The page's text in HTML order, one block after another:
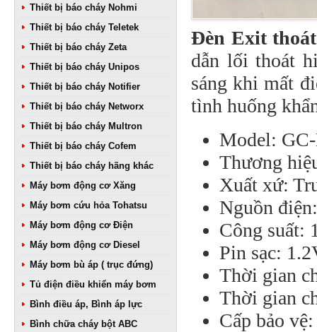
Thiết bị báo cháy Nohmi
Thiết bị báo cháy Teletek
Thiết bị báo cháy Zeta
Thiết bị báo cháy Unipos
Thiết bị báo cháy Notifier
Thiết bị báo cháy Networx
Thiết bị báo cháy Multron
Thiết bị báo cháy Cofem
Thiết bị báo cháy hãng khác
Máy bơm động cơ Xăng
Máy bơm cứu hỏa Tohatsu
Máy bơm động cơ Điện
Máy bơm động cơ Diesel
Máy bơm bù áp ( trục đứng)
Tủ điện điều khiển máy bơm
Bình điều áp, Bình áp lực
Bình chữa cháy bột ABC
Đèn Exit
dẫn lối thoát
sáng khi mất
tình huống
Model:
Thương
Xuất xứ:
Nguồn
Công suất:
Pin sạc:
Thời gian
Thời gian
Cấp bảo